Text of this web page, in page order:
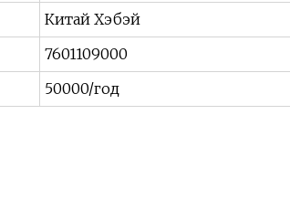
Китай Хэбэй
7601109000
50000/год